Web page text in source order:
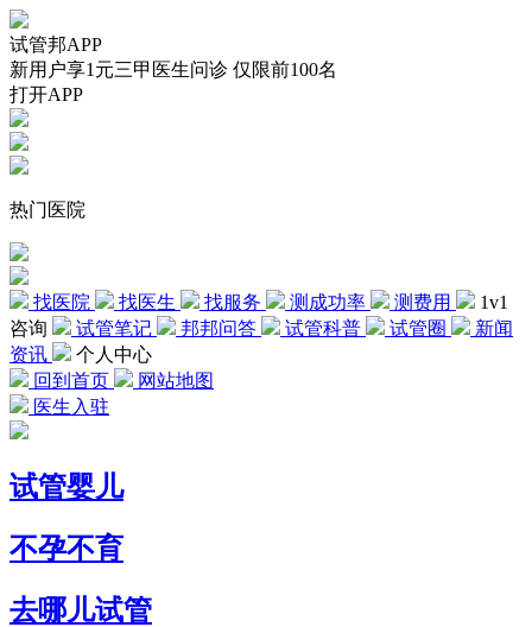
试管邦APP
新用户享1元三甲医生问诊 仅限前100名
打开APP
热门医院
找医院 找医生 找服务 测成功率 测费用
1v1
咨询
试管笔记 邦邦问答 试管科普 试管圈
新闻
资讯
个人中心
回到首页
网站地图
医生入驻
试管婴儿
不孕不育
去哪儿试管